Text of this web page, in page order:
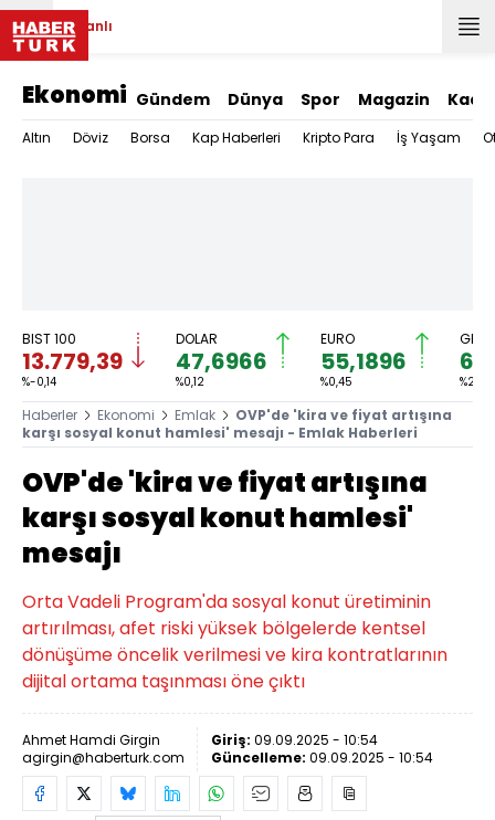
Canlı
Ekonomi Gündem Dünya Spor Magazin
Altın Döviz Borsa Kap Haberleri Kripto Para İş Yaşam
BIST 100
13.779,39
%-0,14
DOLAR
47,6966
%0,12
EURO
55,1896
%0,45 %2,59
Haberler Ekonomi Emlak
OVP'de 'kira ve fiyat artışına
karşı sosyal konut hamlesi' mesajı - Emlak Haberleri
OVP'de 'kira ve fiyat artışına
karşı sosyal konut hamlesi'
mesajı
Orta Vadeli Program'da sosyal konut üretiminin
artırılması, afet riski yüksek bölgelerde kentsel
dönüşüme öncelik verilmesi ve kira kontratlarının
dijital ortama taşınması öne çıktı
Ahmet Hamdi Girgin
agirgin@haberturk.com
Giriş: 09.09.2025 - 10:54
Güncelleme: 09.09.2025 - 10:54